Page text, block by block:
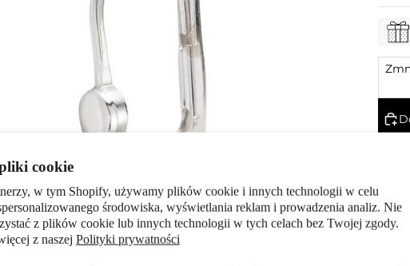
cookie
w tym Shopify, używamy plików cookie i innych technologii w celu
środowiska, wyświetlania reklam i prowadzenia analiz. Nie
z plików cookie lub innych technologii w tych celach bez Twojej zgody.
z naszej Polityki prywatności